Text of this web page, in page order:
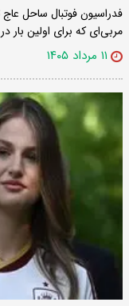
فدراسیون فوتبال ساحل
مربی‌ای که برای اولین بار
۱۱ مرداد ۱۴۰۵